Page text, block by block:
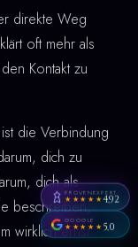
direkte Weg
oft mehr als
Kontakt zu
die Verbindung
dich zu
dich als
beschreiben,
wirklich ernst
PROVENEXPERT
★★★★★4,92
GOOGLE
★★★★★5,0